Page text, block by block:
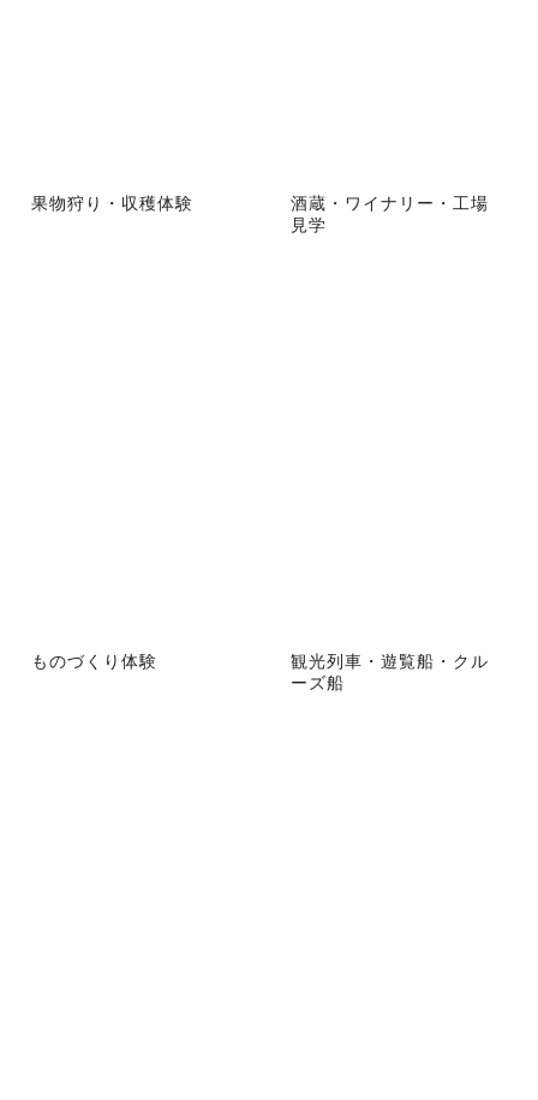
果物狩り・収穫体験
酒蔵・ワイナリー・工場
見学
ものづくり体験
観光列車・遊覧船・クル
ーズ船